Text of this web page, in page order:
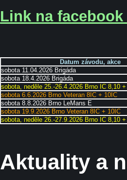
Link na
Datum závodu, akce
sobota 11.04.2026 Brigáda
sobota 18.4.2026 Brigáda
sobota, neděle 25.-26.4.2026 Brno IC 8,10
sobota 6.6.2026 Brno Veteran 8IC + 10IC
sobota 8.8.2026 Brno LeMans E
sobota 19.9.2026 Brno Veteran 8IC + 10IC
sobota, neděle 26.-27.9.2026 Brno IC 8,10
Aktuality a